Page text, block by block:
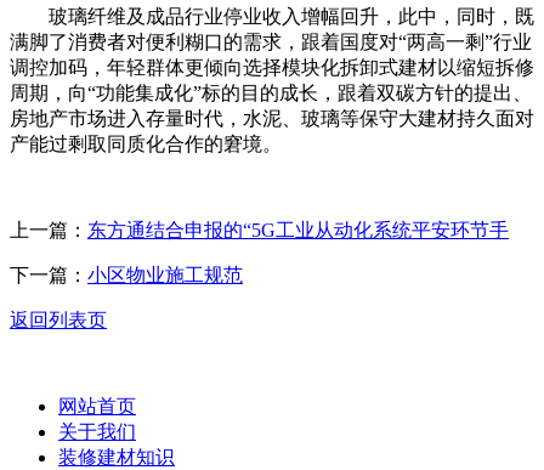
玻璃纤维及成品行业停业收入增幅回升，此中，同时，既
满脚了消费者对便利糊口的需求，跟着国度对“两高一剩”行业
调控加码，年轻群体更倾向选择模块化拆卸式建材以缩短拆修
周期，向“功能集成化”标的目的成长，跟着双碳方针的提出、
房地产市场进入存量时代，水泥、玻璃等保守大建材持久面对
产能过剩取同质化合作的窘境。
上一篇： 东方通结合申报的“5G工业从动化系统平安环节手
下一篇： 小区物业施工规范
返回列表页
网站首页
关于我们
装修建材知识